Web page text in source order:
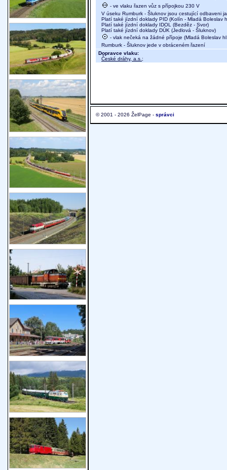
- ve vlaku řazen vůz s přípojkou 230 V
V úseku Rumburk - Šluknov jsou cestující odbaveni
Platí také jízdní doklady PID (Kolín - Mladá Boleslav
Platí také jízdní doklady IDOL (Bezděz - Svor)
Platí také jízdní doklady DÚK (Jedlová - Šluknov)
- vlak nečeká na žádné přípoje (Mladá Boleslav
Rumburk - Šluknov jede v obráceném řazení
Dopravce vlaku:
České dráhy, a.s. ;
© 2001 - 2026 ŽelPage - správci